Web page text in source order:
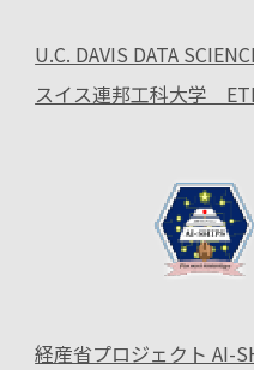
U.C. DAVIS DATA
スイス連邦工科大学
経産省プロジェクト AI-